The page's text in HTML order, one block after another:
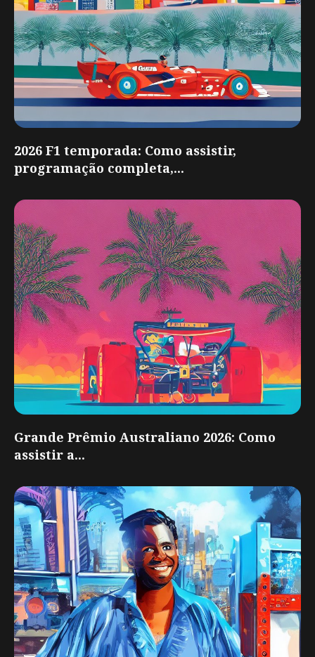
2026 F1 temporada: Como assistir,
programação completa,...
Grande Prêmio Australiano 2026: Como
assistir a...